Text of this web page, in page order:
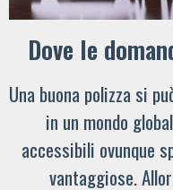
Dove le
Una buona polizza si
in un mondo
accessibili ovunque
vantaggiose.